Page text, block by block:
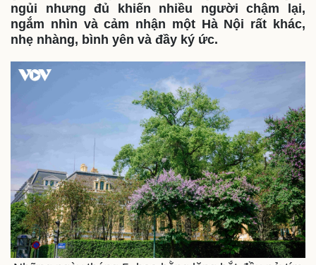
ngủi nhưng đủ khiến nhiều người chậm lại,
ngắm nhìn và cảm nhận một Hà Nội rất khác,
nhẹ nhàng, bình yên và đầy ký ức.